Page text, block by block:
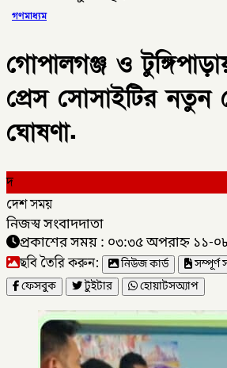
গণমাধ্যম
গোপালগঞ্জ ও
প্রেস সোসাইটির নতুন
ঘোষণা.
দ
দেশ সময়
নিজস্ব সংবাদদাতা
প্রকাশের সময় : ০৩:৩৫ অপরাহ্ন ১১-
ছবি তৈরি করুন: নিউজ কার্ড
সম্পূর্ণ
ফেসবুক
টুইটার হোয়াটসঅ্যাপ